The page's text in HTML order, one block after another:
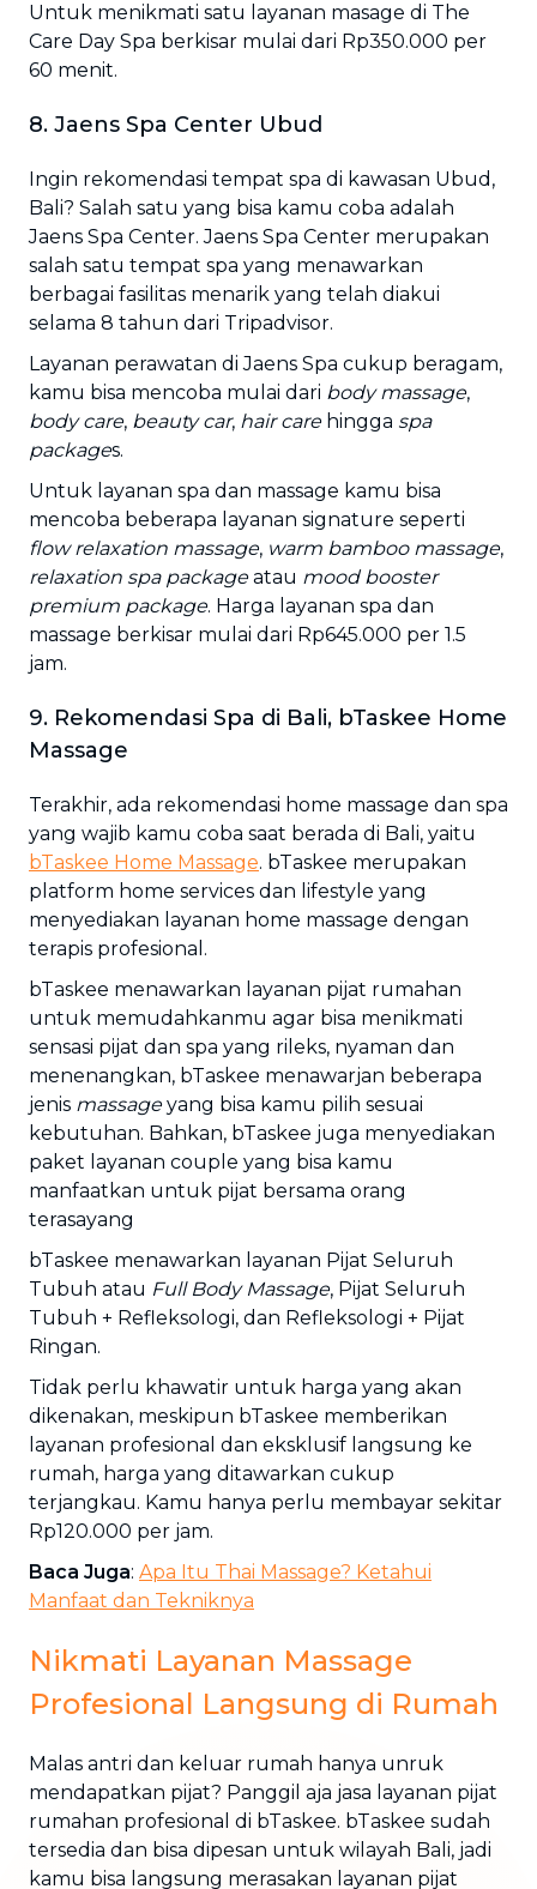
Untuk menikmati satu layanan masage di The
Care Day Spa berkisar mulai dari Rp350.000 per
60 menit.
8. Jaens Spa Center Ubud
Ingin rekomendasi tempat spa di kawasan Ubud,
Bali? Salah satu yang bisa kamu coba adalah
Jaens Spa Center. Jaens Spa Center merupakan
salah satu tempat spa yang menawarkan
berbagai fasilitas menarik yang telah diakui
selama 8 tahun dari Tripadvisor.
Layanan perawatan di Jaens Spa cukup beragam,
kamu bisa mencoba mulai dari body massage,
body care, beauty car, hair carehingga spa
packages.
Untuk layanan spa dan massage kamu bisa
mencoba beberapa layanan signature seperti
flow relaxation massage, warm bamboo massage,
relaxation spa packageatau mood booster
premium package. Harga layanan spa dan
massage berkisar mulai dari Rp645.000 per 1.5
jam.
9. Rekomendasi Spa di Bali, bTaskee Home
Massage
Terakhir, ada rekomendasi home massage dan spa
yang wajib kamu coba saat berada di Bali, yaitu
bTaskee Home Massage. bTaskee merupakan
platform home services dan lifestyle yang
menyediakan layanan home massage dengan
terapis profesional.
bTaskee menawarkan layanan pijat rumahan
untuk memudahkanmu agar bisa menikmati
sensasi pijat dan spa yang rileks, nyaman dan
menenangkan, bTaskee menawarjan beberapa
jenis massageyang bisa kamu pilih sesuai
kebutuhan. Bahkan, bTaskee juga menyediakan
paket layanan couple yang bisa kamu
manfaatkan untuk pijat bersama orang
terasayang
bTaskee menawarkan layanan Pijat Seluruh
Tubuh atau Full Body Massage, Pijat Seluruh
Tubuh + Refleksologi, dan Refleksologi + Pijat
Ringan.
Tidak perlu khawatir untuk harga yang akan
dikenakan, meskipun bTaskee memberikan
layanan profesional dan eksklusif langsung ke
rumah, harga yang ditawarkan cukup
terjangkau. Kamu hanya perlu membayar sekitar
Rp120.000 per jam.
Baca Juga: Apa Itu Thai Massage? Ketahui
Manfaat dan Tekniknya
Nikmati Layanan Massage
Profesional Langsung di Rumah
Malas antri dan keluar rumah hanya unruk
mendapatkan pijat? Panggil aja jasa layanan pijat
rumahan profesional di bTaskee. bTaskee sudah
tersedia dan bisa dipesan untuk wilayah Bali, jadi
kamu bisa langsung merasakan layanan pijat